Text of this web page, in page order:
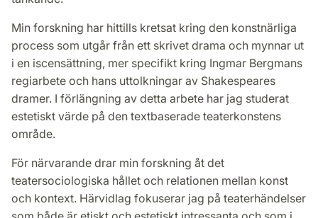
Min forskning har hittills kretsat kring den konstnärliga
process som utgår från ett skrivet drama och mynnar ut
i en iscensättning, mer specifikt kring Ingmar Bergmans
regiarbete och hans uttolkningar av Shakespeares
dramer. I förlängning av detta arbete har jag studerat
estetiskt värde på den textbaserade teaterkonstens
område.
För närvarande drar min forskning åt det
teatersociologiska hållet och relationen mellan konst
och kontext. Härvidlag fokuserar jag på teaterhändelser